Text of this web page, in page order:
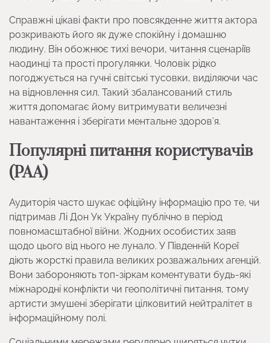
Справжні цікаві факти про повсякденне життя актора
розкривають його як дуже спокійну і домашню
людину. Він обожнює тихі вечори, читання сценаріїв
наодинці та прості прогулянки. Чоловік рідко
погоджується на гучні світські тусовки, виділяючи час
на відновлення сил. Такий збалансований стиль
життя допомагає йому витримувати величезні
навантаження і зберігати ментальне здоров’я.
Популярні питання користувачів
(PAA)
Аудиторія часто шукає офіційну інформацію про те, чи
підтримав Лі Дон Ук Україну публічно в період
повномасштабної війни. Жодних особистих заяв
щодо цього від нього не лунало. У Південній Кореї
діють жорсткі правила великих розважальних агенцій.
Вони забороняють топ-зіркам коментувати будь-які
міжнародні конфлікти чи геополітичні питання, тому
артисти змушені зберігати цілковитий нейтралітет в
інформаційному полі.